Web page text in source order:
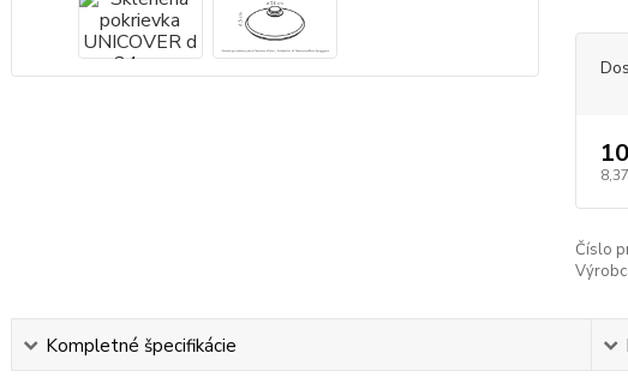
Číslo
Kompletné špecifikácie